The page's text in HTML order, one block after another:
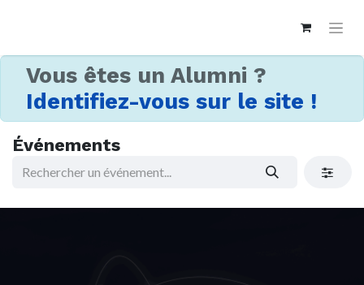
Vous êtes un Alumni ?
Identifiez-vous sur le site !
Événements